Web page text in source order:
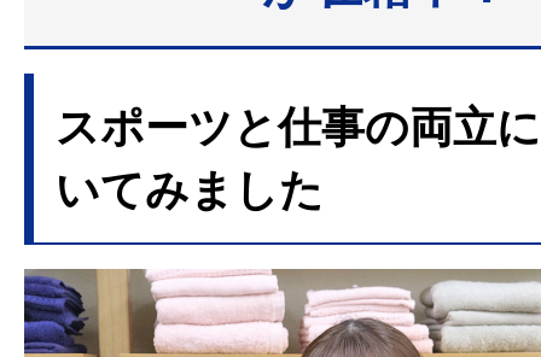
スポーツと仕事の両立
いてみました